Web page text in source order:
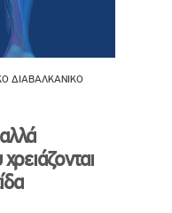
ΔΙΑΒΑΛΚΑΝΙΚΟ